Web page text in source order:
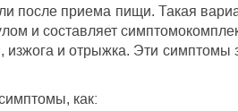
после приема пищи. Такая
и составляет
изжога и отрыжка. Эти симптомы
как: